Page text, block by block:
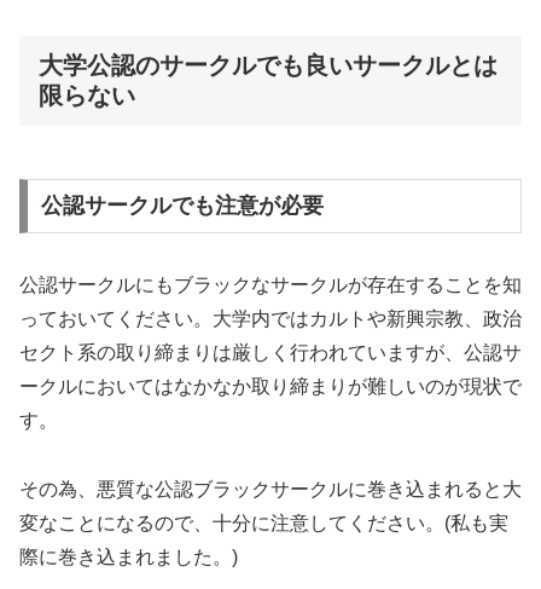
大学公認のサークルでも良いサークルとは
限らない
公認サークルでも注意が必要
公認サークルにもブラックなサークルが存在することを知
っておいてください。大学内ではカルトや新興宗教、 政治
セクト系の取り締まりは厳しく行われていますが、 公認サ
ークルにおいてはなかなか取り締まりが難しいのが現状で
す。
その為、悪質な公認ブラックサークルに巻き込まれると大
変なことになるので、十分に注意してください。(私も実
際に巻き込まれました。)